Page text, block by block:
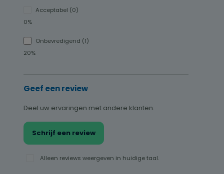
Acceptabel (0)
0%
Onbevredigend (1)
20%
Geef een review
Deel uw ervaringen met andere klanten.
Schrijf een review
Alleen reviews weergeven in huidige taal.